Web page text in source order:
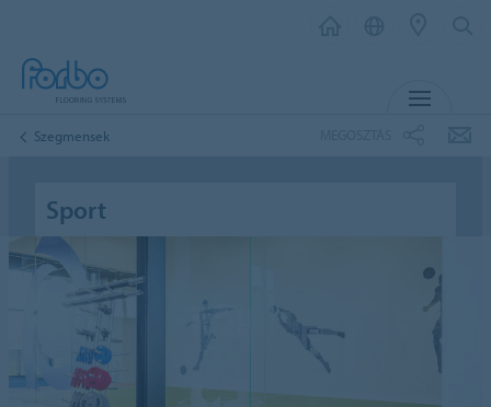
Szegmensek
Sport